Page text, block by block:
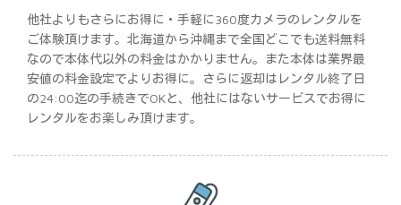
他社よりもさらにお得に・手軽に360度カメラのレンタルを
ご体験頂けます。北海道から沖縄まで全国どこでも送料無料
なので本体代以外の料金はかかりません。また本体は業界最
安値の料金設定でよりお得に。さらに返却はレンタル終了日
の24:00迄の手続きでOKと、他社にはないサービスでお得に
レンタルをお楽しみ頂けます。